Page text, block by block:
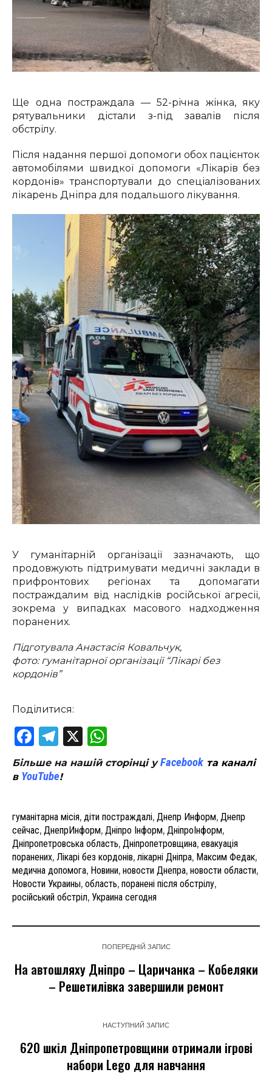
Ще одна постраждала — 52-річна жінка, яку
рятувальники дістали з-під завалів після
обстрілу.
Після надання першої допомоги обох пацієнток
автомобілями швидкої допомоги «Лікарів без
кордонів» транспортували до спеціалізованих
лікарень Дніпра для подальшого лікування.
У гуманітарній організації зазначають, що
продовжують підтримувати медичні заклади в
прифронтових регіонах та допомагати
постраждалим від наслідків російської агресії,
зокрема у випадках масового надходження
поранених.
Підготувала Анастасія Ковальчук,
фото: гуманітарної організації “Лікарі без
кордонів”
Поділитися:
Facebook
Telegram
X
Більше на нашій сторінці уFacebook та каналі
в YouTube!
гуманітарна місія, діти постраждалі, Днепр Информ, Днепр
сейчас, ДнепрИнформ, Дніпро Інформ, ДніпроІнформ,
Дніпропетровська область, Дніпропетровщина, евакуація
поранених, Лікарі без кордонів, лікарні Дніпра, Максим Федак,
медична допомога, Новини, новости Днепра, новости области,
Новости Украины, область, поранені після обстрілу,
російський обстріл, Украина сегодня
ПОПЕРЕДНІЙ ЗАПИС
На автошляху Дніпро – Царичанка – Кобеляки
– Решетилівка завершили ремонт
НАСТУПНИЙ ЗАПИС
620 шкіл Дніпропетровщини отримали ігрові
набори Lego для навчання